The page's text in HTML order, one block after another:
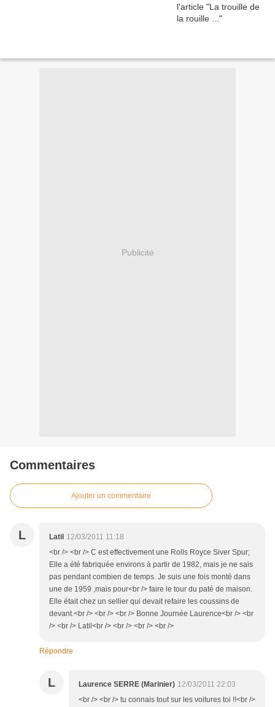
Publicité
Commentaires
Ajouter un commentaire
L Latil 12/03/2011 11:18
<br /> <br /> C est effectivement une Rolls Royce Siver Spur;
Elle a été fabriquée environs à partir de 1982, mais je ne sais
pas pendant combien de temps. Je suis une fois monté dans
une de 1959 ,mais pour<br /> faire le tour du paté de maison.
Elle était chez un sellier qui devait refaire les coussins de
devant.<br /> <br /> <br /> Bonne Journée Laurence<br /> <br
/> <br /> Latil<br /> <br /> <br /> <br />
Répondre
L Laurence SERRE (Marinier) 12/03/2011 22:03
<br /> <br /> tu connais tout sur les voitures toi !!<br />